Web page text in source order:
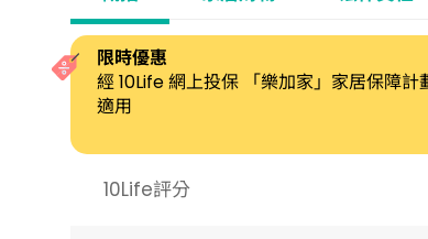
限時優惠
經 10Life 網上投保 「樂加家」家居保障
適用
10Life評分